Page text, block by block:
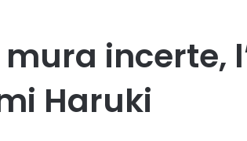
incerte,
Haruki